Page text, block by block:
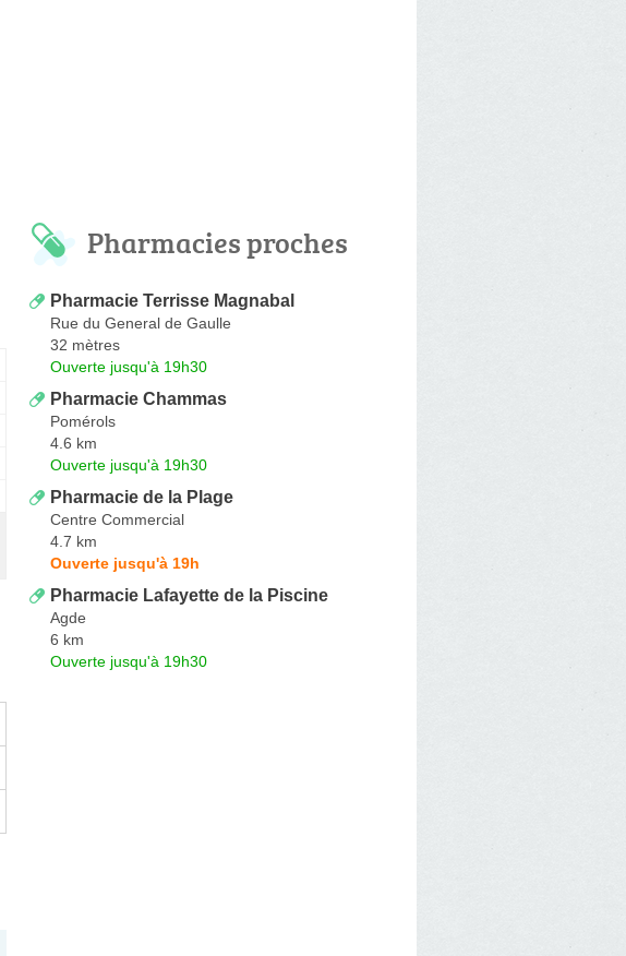
Pharmacies proches
Pharmacie Terrisse Magnabal
Rue du General de Gaulle
32 mètres
Ouverte jusqu'à 19h30
Pharmacie Chammas
Pomérols
4.6 km
Ouverte jusqu'à 19h30
Pharmacie de la Plage
Centre Commercial
4.7 km
Ouverte jusqu'à 19h
Pharmacie Lafayette de la Piscine
Agde
6 km
Ouverte jusqu'à 19h30